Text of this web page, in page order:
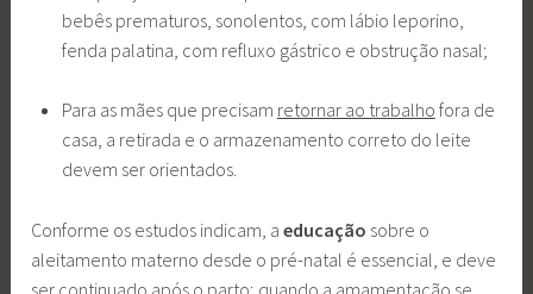
bebês prematuros, sonolentos, com lábio leporino,
fenda palatina, com refluxo gástrico e obstrução nasal;
Para as mães que precisam retornar ao trabalho fora de
casa, a retirada e o armazenamento correto do leite
devem ser orientados.
Conforme os estudos indicam, aeducação sobre o
aleitamento materno desde o pré-natal é essencial, e deve
ser continuado após o parto; quando a amamentação se